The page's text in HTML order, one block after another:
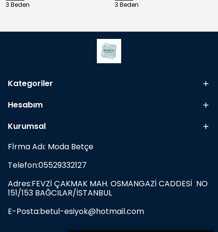
3 Beden 3 Beden
Kategoriler
Hesabım
Kurumsal
Fİrma Adı: Moda Betçe
Telefon:05529332127
Adres:FEVZİ ÇAKMAK MAH. OSMANGAZİ CADDESİ NO
151/153 BAĞCILAR/İSTANBUL
E-Posta:betul-esiyok@hotmail.com